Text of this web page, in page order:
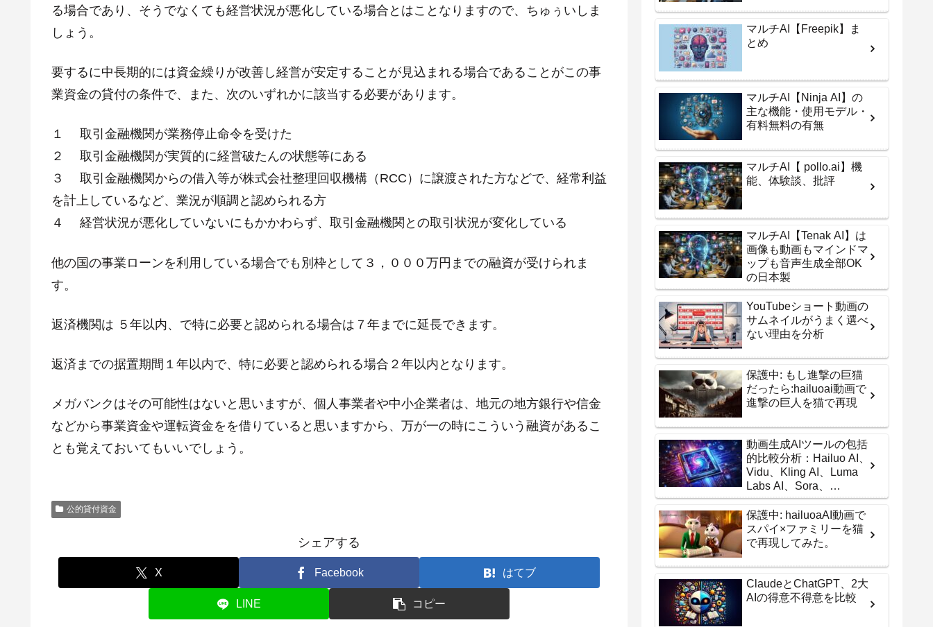
る場合であり、そうでなくても経営状況が悪化している場合とはことなりますので、ちゅぅいしま
しょう。
要するに中長期的には資金繰りが改善し経営が安定することが見込まれる場合であることがこの事
業資金の貸付の条件で、また、次のいずれかに該当する必要があります。
１ 取引金融機関が業務停止命令を受けた
２ 取引金融機関が実質的に経営破たんの状態等にある
３ 取引金融機関からの借入等が株式会社整理回収機構（RCC）に譲渡された方などで、経常利益
を計上しているなど、業況が順調と認められる方
４ 経営状況が悪化していないにもかかわらず、取引金融機関との取引状況が変化している
他の国の事業ローンを利用している場合でも別枠として３，０００万円までの融資が受けられま
す。
返済機関は ５年以内、で特に必要と認められる場合は７年までに延長できます。
返済までの据置期間１年以内で、特に必要と認められる場合２年以内となります。
メガバンクはその可能性はないと思いますが、個人事業者や中小企業者は、地元の地方銀行や信金
などから事業資金や運転資金をを借りていると思いますから、万が一の時にこういう融資があるこ
とも覚えておいてもいいでしょう。
公的貸付資金
シェアする
X Facebook はてブ
LINE コピー
マルチAI【Freepik】ま
とめ
マルチAI【Ninja AI】の
主な機能・使用モデル・
有料無料の有無
マルチAI【 pollo.ai】機
能、体験談、批評
マルチAI【Tenak AI】は
画像も動画もマインドマ
ップも音声生成全部OK
の日本製
YouTubeショート動画の
サムネイルがうまく選べ
ない理由を分析
保護中: もし進撃の巨猫
だったら:hailuoai動画で
進撃の巨人を猫で再現
動画生成AIツールの包括
的比較分析：Hailuo AI、
Vidu、Kling AI、Luma
Labs AI、Sora、
RanwayGen2-3の実力検
証
保護中: hailuoaAI動画で
スパイ×ファミリーを猫
で再現してみた。
ClaudeとChatGPT、2大
AIの得意不得意を比較